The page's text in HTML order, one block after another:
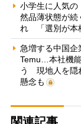
小学生に人気
然品薄状態が続
れ 「選別が本
急増する中国企
Temu…本社機
う 現地人を隠
懸念も